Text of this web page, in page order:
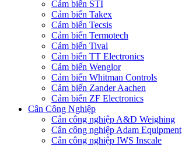
Cảm biến STI
Cảm biến Takex
Cảm biến Tecsis
Cảm biến Termotech
Cảm biến Tival
Cảm biến TT Electronics
Cảm biến Wenglor
Cảm biến Whitman Controls
Cảm biến Zander Aachen
Cảm biến ZF Electronics
Cân Công Nghiệp
Cân công nghiệp A&D Weighing
Cân công nghiệp Adam Equipment
Cân công nghiệp IWS Inscale